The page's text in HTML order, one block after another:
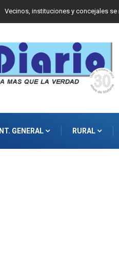
Vecinos, instituciones y concejales se
INT. GENERAL RURAL